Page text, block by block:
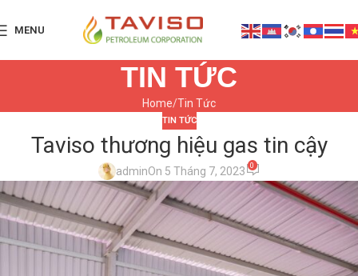
MENU
TIN TỨC
Home Tin Tức
TIN TỨC
Taviso thương hiệu gas tin cậy
adminOn 5 Tháng 7, 2023 0